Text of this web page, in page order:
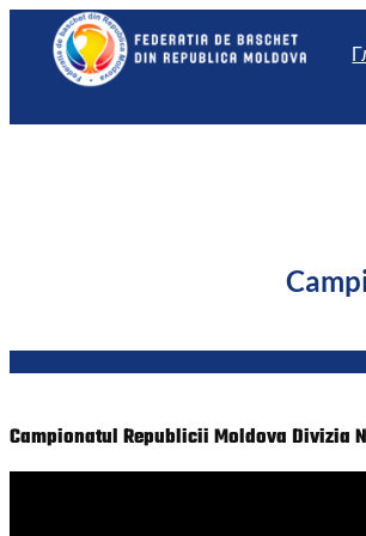
Перейти
содержимому
Campionatul Republicii Moldova Divizia